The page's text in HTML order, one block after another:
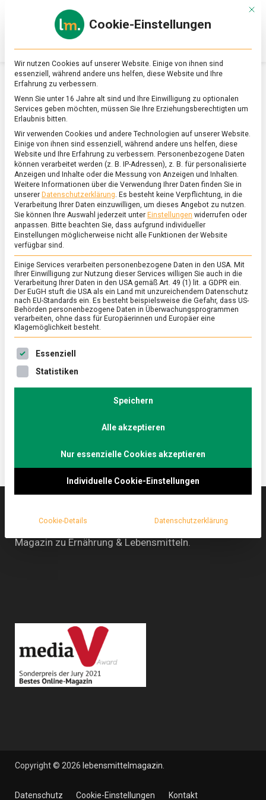
Online-
Magazin
zu
&
Ernährung
SCHLAGWORT:VITAMIN B2
ERNÄHRUNG & GESUNDHEIT /FEATURED/WISSEN
Veganuary – vegane Ernährung gehört
zur Lebensmittelvielfalt dazu
10. Januar 2022
Ernährung
Die gemeinnützige Organisation „Veganuary“ hat im
Jahr 2014 den Januar als Monat der veganen
Ernährung ausgerufen. Doch was bedeutet es, wenn
Magazin zu Ernährung & Lebensmitteln.
Copyright © 2026 lebensmittelmagazin
Datenschutz Cookie-Einstellungen Kontakt
Mit
Cookie-Einstellungen
Wir nutzen Cookies auf unserer Website. Einige von ihnen sind
essenziell, während andere uns helfen, diese Website und Ihre
Erfahrung zu verbessern.
Wenn Sie unter 16 Jahre alt sind und Ihre Einwilligung zu optionalen
Services geben möchten, müssen Sie Ihre Erziehungsberechtigten um
Erlaubnis bitten.
Wir verwenden Cookies und andere Technologien auf unserer Website.
Einige von ihnen sind essenziell, während andere uns helfen, diese
Website und Ihre Erfahrung zu verbessern. Personenbezogene Daten
können verarbeitet werden (z. B. IP-Adressen), z. B. für personalisierte
Anzeigen und Inhalte oder die Messung von Anzeigen und Inhalten.
Weitere Informationen über die Verwendung Ihrer Daten finden Sie in
unserer Datenschutzerklärung. Es besteht keine Verpflichtung, in die
Verarbeitung Ihrer Daten einzuwilligen, um dieses Angebot zu nutzen.
Sie können Ihre Auswahl jederzeit unter Einstellungen widerrufen oder
anpassen. Bitte beachten Sie, dass aufgrund individueller
Einstellungen möglicherweise nicht alle Funktionen der Website
verfügbar sind.
Einige Services verarbeiten personenbezogene Daten in den USA. Mit
Ihrer Einwilligung zur Nutzung dieser Services willigen Sie auch in die
Verarbeitung Ihrer Daten in den USA gemäß Art. 49 (1) lit. a GDPR ein.
Der EuGH stuft die USA als ein Land mit unzureichendem Datenschutz
nach EU-Standards ein. Es besteht beispielsweise die Gefahr, dass US-
Behörden personenbezogene Daten in Überwachungsprogrammen
verarbeiten, ohne dass für Europäerinnen und Europäer eine
Klagemöglichkeit besteht.
Es folgt eine Liste der Service-Gruppen, für die eine
Essenziell
Statistiken
Speichern
Alle akzeptieren
Nur essenzielle Cookies akzeptieren
Individuelle Cookie-Einstellungen
Cookie-Details Datenschutzerklärung